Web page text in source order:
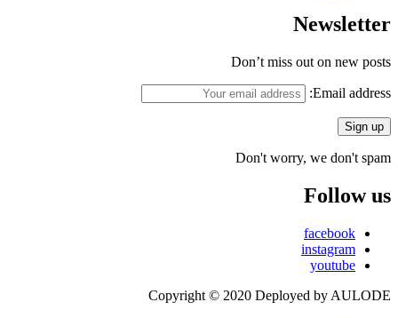
Newsletter
Don’t miss out on new posts
Email address:
Don't worry, we don't spam
Follow us
facebook
instagram
youtube
Copyright © 2020 Deployed by AULODE